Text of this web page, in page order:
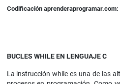
Codificación aprenderaprogramar.com:
BUCLES WHILE EN LENGUAJE C
La instrucción while es una de las